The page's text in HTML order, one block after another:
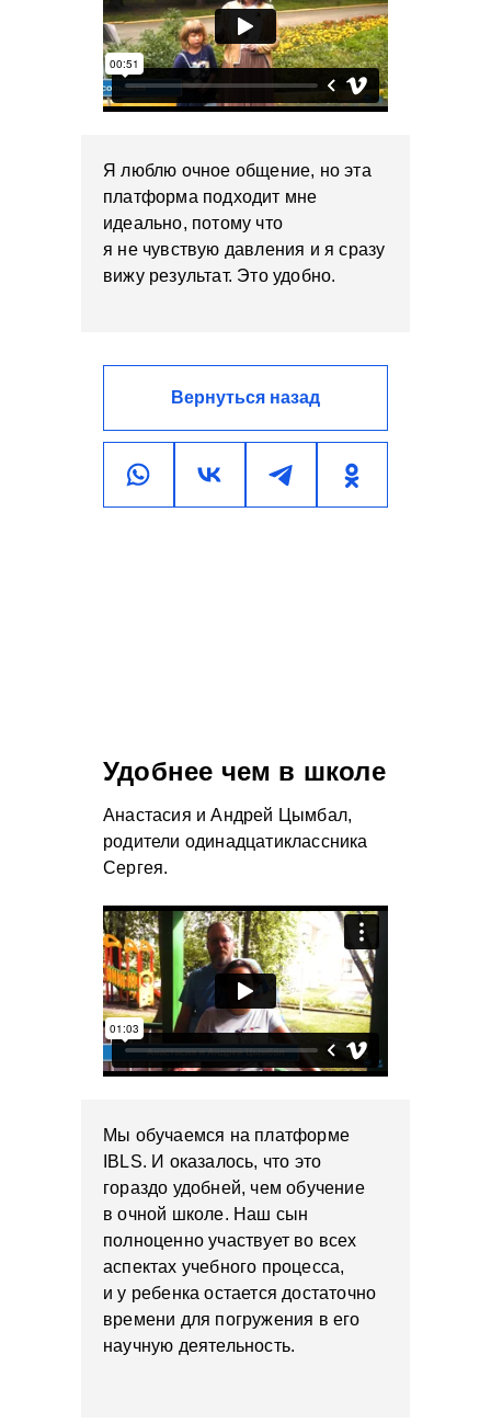
Вернуться назад
Я люблю очное общение, но эта
платформа подходит мне
идеально, потому что
я не чувствую давления и я сразу
вижу результат. Это удобно.
Удобнее чем в школе
Анастасия и Андрей Цымбал,
родители одинадцатиклассника
Сергея.
Мы обучаемся на платформе
IBLS. И оказалось, что это
гораздо удобней, чем обучение
в очной школе. Наш сын
полноценно участвует во всех
аспектах учебного процесса,
и у ребенка остается достаточно
времени для погружения в его
научную деятельность.